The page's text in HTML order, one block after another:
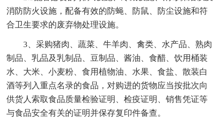
消防防火设施，配备有效的防蝇、防鼠、防尘设施和符
合卫生要求的废弃物处理设施。
3、采购猪肉、蔬菜、牛羊肉、禽类、水产品、熟肉
制品、乳品及乳制品、豆制品、酱油、食醋、饮用桶装
水、大米、小麦粉、食用植物油、水果、食盐、散装白
酒等列入重点名录的食品，对购进的货物应当按批次向
供货人索取食品质量检验证明、检疫证明、销售凭证等
与食品安全有关的证明并保存复印件备查。